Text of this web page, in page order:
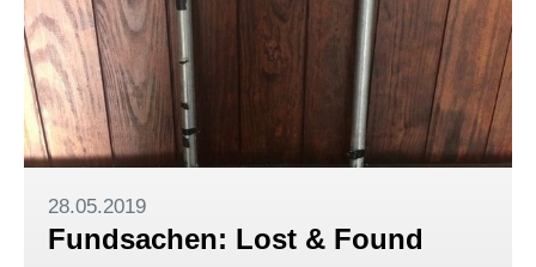
28.05.2019
Fundsachen: Lost & Found